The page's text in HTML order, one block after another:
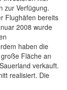
zur Verfügung.
Flughäfen bereits
2008 wurde
haben die
Fläche an
verkauft.
realisiert. Die